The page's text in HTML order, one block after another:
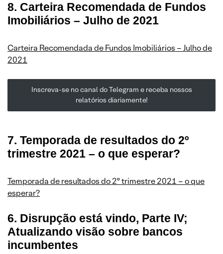
8. Carteira Recomendada de Fundos
Imobiliários – Julho de 2021
Carteira Recomendada de Fundos Imobiliários – Julho de
2021
Inscreva-se no canal do Telegram e receba nossos
relatórios diariamente!
7. Temporada de resultados do 2º
trimestre 2021 – o que esperar?
Temporada de resultados do 2º trimestre 2021 – o que
esperar?
6. Disrupção está vindo, Parte IV;
Atualizando visão sobre bancos
incumbentes